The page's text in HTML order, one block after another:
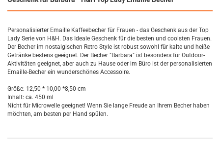
Personalisierter Emaille Kaffeebecher für Frauen - das Geschenk aus der Top
Lady Serie von H&H. Das Ideale Geschenk für die besten und coolsten Frauen.
Der Becher im nostalgischen Retro Style ist robust sowohl für kalte und heiße
Getränke bestens geeignet. Der Becher "Barbara" ist besonders für Outdoor-
Aktivitäten geeignet, aber auch zu Hause oder im Büro ist der personalisierten
Emaille-Becher ein wunderschönes Accessoire.
Größe: 12,50 * 10,00 *8,50 cm
Inhalt: ca. 450 ml
Nicht für Microwelle geeignet! Wenn Sie lange Freude an Ihrem Becher haben
möchten, am besten per Hand spülen.